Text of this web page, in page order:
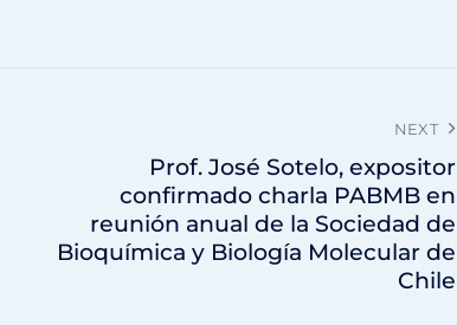
NEXT
Prof. José Sotelo, expositor
confirmado charla PABMB en
reunión anual de la Sociedad de
Bioquímica y Biología Molecular de
Chile